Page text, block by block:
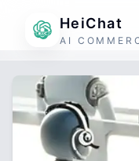
HeiChat
AI